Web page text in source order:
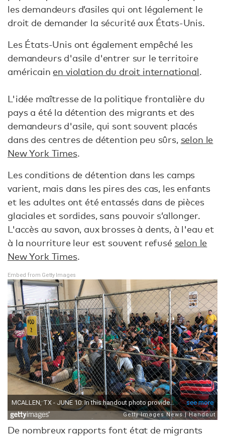
les demandeurs d’asiles qui ont légalement le
droit de demander la sécurité aux États-Unis.
Les États-Unis ont également empêché les
demandeurs d'asile d'entrer sur le territoire
américain en violation du droit international.
L'idée maîtresse de la politique frontalière du
pays a été la détention des migrants et des
demandeurs d'asile, qui sont souvent placés
dans des centres de détention peu sûrs, selon le
New York Times.
Les conditions de détention dans les camps
varient, mais dans les pires des cas, les enfants
et les adultes ont été entassés dans de pièces
glaciales et sordides, sans pouvoir s’allonger.
L'accès au savon, aux brosses à dents, à l'eau et
à la nourriture leur est souvent refusé selon le
New York Times.
Embed from Getty Images
De nombreux rapports font état de migrants